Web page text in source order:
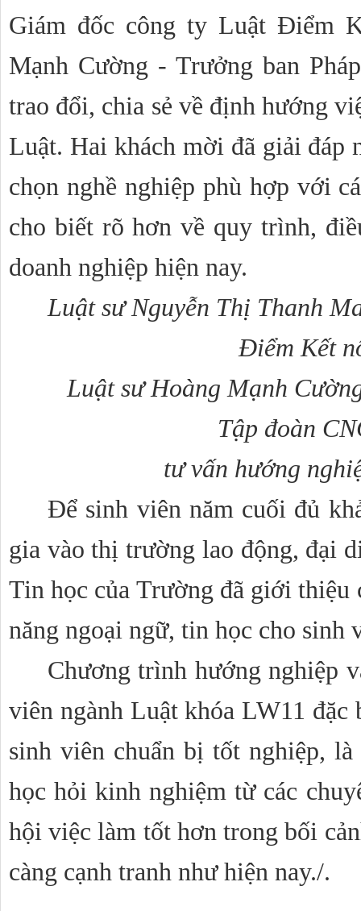
Giám đốc công ty Luật Điểm
Mạnh Cường - Trưởng ban
trao đổi, chia sẻ về định hướng
Luật. Hai khách mời đã giải đáp
chọn nghề nghiệp phù hợp với
cho biết rõ hơn về quy trình,
doanh nghiệp hiện nay.
Luật sư Nguyễn Thị Thanh
Điểm Kết
Luật sư Hoàng Mạnh
Tập đoàn
tư vấn hướng
Để sinh viên năm cuối đủ
gia vào thị trường lao động, đại
Tin học của Trường đã giới thiệu
năng ngoại ngữ, tin học cho sinh
Chương trình hướng nghiệp
viên ngành Luật khóa LW11
sinh viên chuẩn bị tốt nghiệp,
học hỏi kinh nghiệm từ các
hội việc làm tốt hơn trong bối
càng cạnh tranh như hiện nay./.